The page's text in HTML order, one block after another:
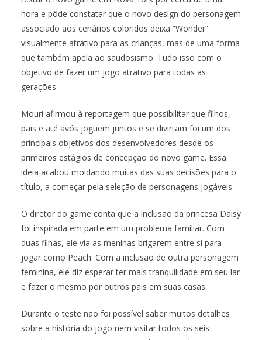
hora e pôde constatar que o novo design do personagem
associado aos cenários coloridos deixa “Wonder”
visualmente atrativo para as crianças, mas de uma forma
que também apela ao saudosismo. Tudo isso com o
objetivo de fazer um jogo atrativo para todas as
gerações.
Mouri afirmou à reportagem que possibilitar que filhos,
pais e até avós joguem juntos e se divirtam foi um dos
principais objetivos dos desenvolvedores desde os
primeiros estágios de concepção do novo game. Essa
ideia acabou moldando muitas das suas decisões para o
título, a começar pela seleção de personagens jogáveis.
O diretor do game conta que a inclusão da princesa Daisy
foi inspirada em parte em um problema familiar. Com
duas filhas, ele via as meninas brigarem entre si para
jogar como Peach. Com a inclusão de outra personagem
feminina, ele diz esperar ter mais tranquilidade em seu lar
e fazer o mesmo por outros pais em suas casas.
Durante o teste não foi possível saber muitos detalhes
sobre a história do jogo nem visitar todos os seis